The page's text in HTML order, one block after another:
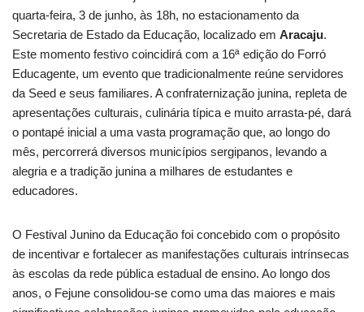
quarta-feira, 3 de junho, às 18h, no estacionamento da
Secretaria de Estado da Educação, localizado em Aracaju.
Este momento festivo coincidirá com a 16ª edição do Forró
Educagente, um evento que tradicionalmente reúne servidores
da Seed e seus familiares. A confraternização junina, repleta de
apresentações culturais, culinária típica e muito arrasta-pé, dará
o pontapé inicial a uma vasta programação que, ao longo do
mês, percorrerá diversos municípios sergipanos, levando a
alegria e a tradição junina a milhares de estudantes e
educadores.
O Festival Junino da Educação foi concebido com o propósito
de incentivar e fortalecer as manifestações culturais intrínsecas
às escolas da rede pública estadual de ensino. Ao longo dos
anos, o Fejune consolidou-se como uma das maiores e mais